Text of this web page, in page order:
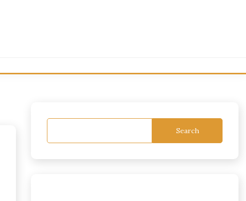
Search